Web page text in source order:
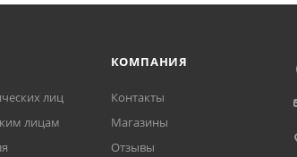
лиц
лицам
КОМПАНИЯ
Контакты
Магазины
Отзывы